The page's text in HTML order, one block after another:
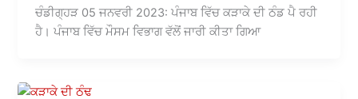
ਚੰਡੀਗ੍ਹੜ 05 ਜਨਵਰੀ 2023: ਪੰਜਾਬ ਵਿੱਚ ਕੜਾਕੇ ਦੀ ਠੰਡ ਪੈ ਰਹੀ
ਹੈ। ਪੰਜਾਬ ਵਿੱਚ ਮੌਸਮ ਵਿਭਾਗ ਵੱਲੋਂ ਜਾਰੀ ਕੀਤਾ ਗਿਆ